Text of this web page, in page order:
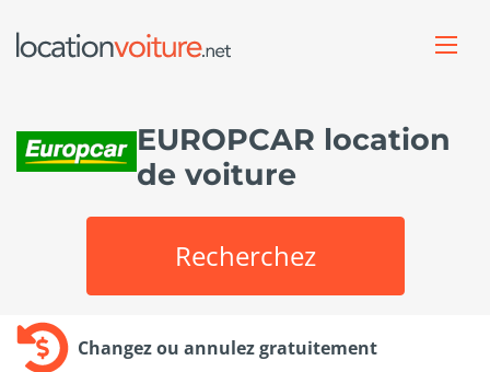
EUROPCAR location
de voiture
Recherchez
Changez ou annulez gratuitement